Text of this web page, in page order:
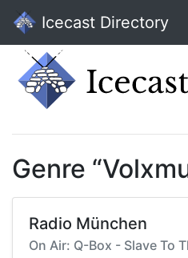
Icecast Directory
Genre
Radio München
On Air: Q-Box - Slave To